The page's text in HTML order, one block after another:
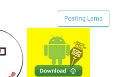
Posting Lama